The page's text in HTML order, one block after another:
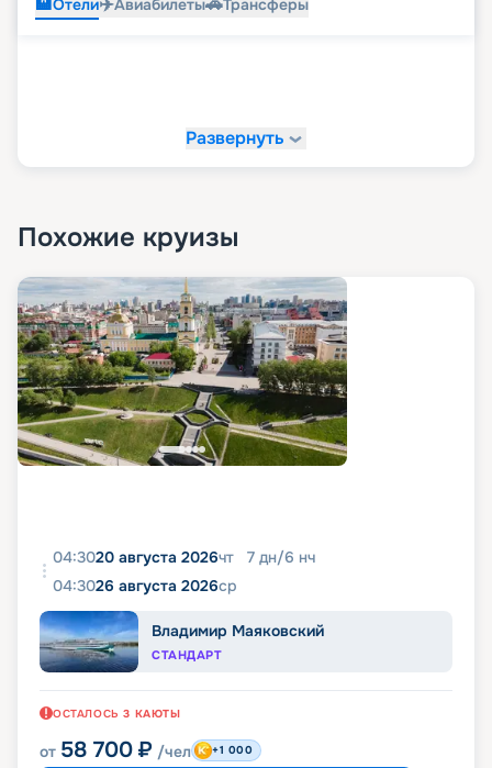
Отели Авиабилеты Трансферы
Развернуть
Похожие круизы
04:3020 августа 2026чт 7 дн/6 нч
04:3026 августа 2026ср
Владимир Маяковский
СТАНДАРТ
ОСТАЛОСЬ 3 КАЮТЫ
от 58 700 ₽ /чел +1 000